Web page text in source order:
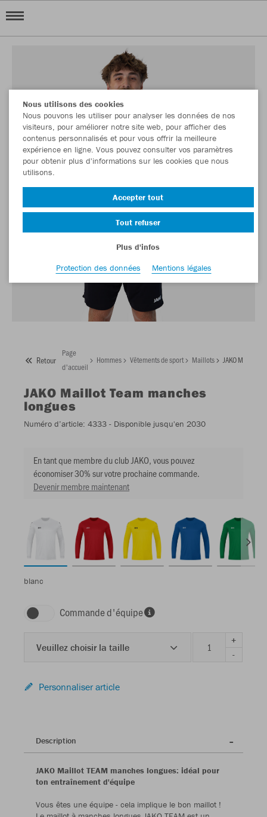
Retour
Page
d'accueil
Hommes Vêtements de sport Maillots JAKO Maillot
JAKO Maillot Team manches
longues
Numéro d’article: 4333 - Disponible jusqu'en 2030
En tant que membre du club JAKO, vous pouvez
économiser 30% sur votre prochaine commande.
Devenir membre maintenant
blanc
Commande d'équipe
Veuillez choisir la taille
+
-
Personnaliser article
Description
JAKO Maillot TEAM manches longues: idéal pour
ton entraînement d'équipe
Vous êtes une équipe - cela implique le bon maillot !
Nous utilisons des cookies
Nous pouvons les utiliser pour analyser les données de nos
visiteurs, pour améliorer notre site web, pour afficher des
contenus personnalisés et pour vous offrir la meilleure
expérience en ligne. Vous pouvez consulter vos paramètres
pour obtenir plus d'informations sur les cookies que nous
utilisons.
Accepter tout
Tout refuser
Plus d'infos
Protection des données
Mentions légales